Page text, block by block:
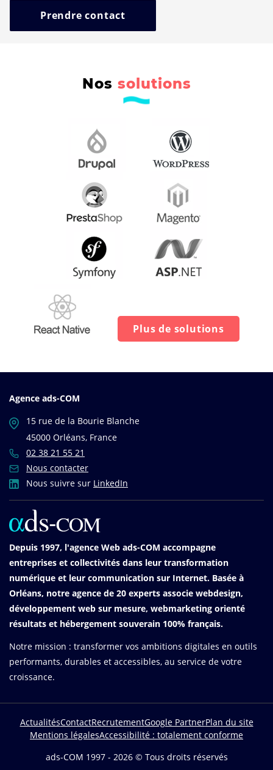
Prendre contact
Nos solutions
Plus de solutions
Agence ads-COM
15 rue de la Bourie Blanche
45000 Orléans, France
02 38 21 55 21
Nous contacter
Nous suivre sur LinkedIn
Depuis 1997, l'agence Web ads-COM accompagne
entreprises et collectivités dans leur transformation
numérique et leur communication sur Internet. Basée à
Orléans, notre agence de 20 experts associe webdesign,
développement web sur mesure, webmarketing orienté
résultats et hébergement souverain 100% français.
Notre mission : transformer vos ambitions digitales en outils
performants, durables et accessibles, au service de votre
croissance.
Menu
ActualitésContactRecrutementGoogle PartnerPlan du site
Mentions légalesAccessibilité : totalement conforme
ads-COM 1997 - 2026 © Tous droits réservés